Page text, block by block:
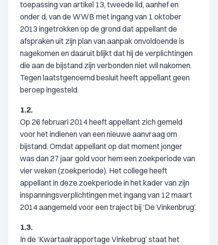
toepassing van artikel 13, tweede lid, aanhef en
onder d, van de WWB met ingang van 1 oktober
2013 ingetrokken op de grond dat appellant de
afspraken uit zijn plan van aanpak onvoldoende is
nagekomen en daaruit blijkt dat hij de verplichtingen
die aan de bijstand zijn verbonden niet wil nakomen.
Tegen laatstgenoemd besluit heeft appellant geen
beroep ingesteld.
1.2.
Op 26 februari 2014 heeft appellant zich gemeld
voor het indienen van een nieuwe aanvraag om
bijstand. Omdat appellant op dat moment jonger
was dan 27 jaar gold voor hem een zoekperiode van
vier weken (zoekperiode). Het college heeft
appellant in deze zoekperiode in het kader van zijn
inspanningsverplichtingen met ingang van 12 maart
2014 aangemeld voor een traject bij ‘De Vinkenbrug’.
1.3.
In de ‘Kwartaalrapportage Vinkebrug’ staat het